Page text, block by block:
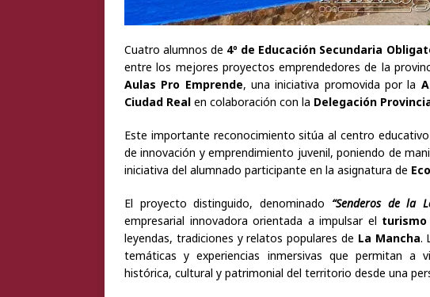
Cuatro alumnos de 4º de Educación Secundaria
entre los mejores proyectos emprendedores de la
Aulas Pro Emprende, una iniciativa promovida por la
Ciudad Real en colaboración con la Delegación
Este importante reconocimiento sitúa al centro
de innovación y emprendimiento juvenil, poniendo de
iniciativa del alumnado participante en la asignatura de
El proyecto distinguido, denominado “Senderos de la
empresarial innovadora orientada a impulsar el
leyendas, tradiciones y relatos populares de La Mancha.
temáticas y experiencias inmersivas que permitan a
histórica, cultural y patrimonial del territorio desde una